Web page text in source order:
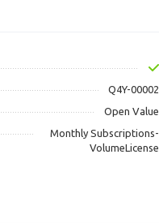
Q4Y-00002
Open Value
Monthly Subscriptions-
VolumeLicense